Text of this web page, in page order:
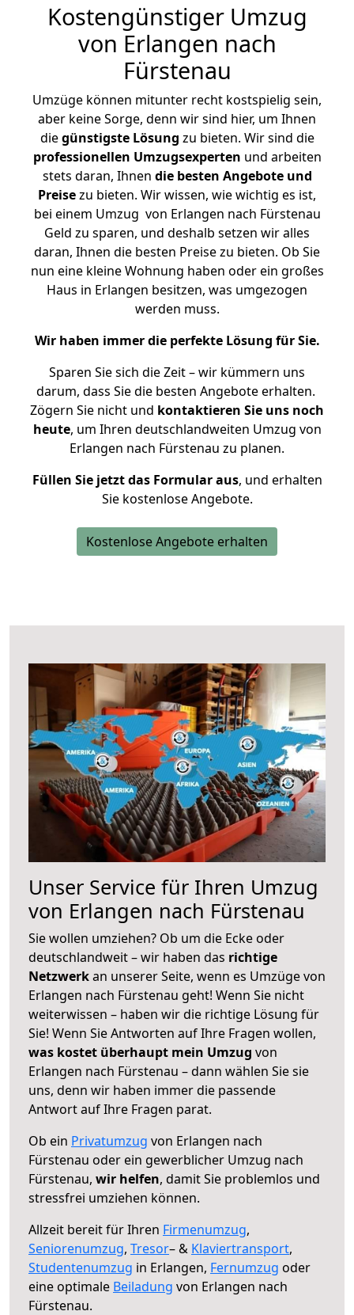
Kostengünstiger Umzug
von Erlangen nach
Fürstenau
Umzüge können mitunter recht kostspielig sein,
aber keine Sorge, denn wir sind hier, um Ihnen
diegünstigste Lösung zu bieten. Wir sind die
professionellen Umzugsexperten und arbeiten
stets daran, Ihnen die besten Angebote und
Preisezu bieten. Wir wissen, wie wichtig es ist,
bei einem Umzug von Erlangen nach Fürstenau
Geld zu sparen, und deshalb setzen wir alles
daran, Ihnen die besten Preise zu bieten. Ob Sie
nun eine kleine Wohnung haben oder ein großes
Haus in Erlangen besitzen, was umgezogen
werden muss.
Wir haben immer die perfekte Lösung für Sie.
Sparen Sie sich die Zeit – wir kümmern uns
darum, dass Sie die besten Angebote erhalten.
Zögern Sie nicht und kontaktieren Sie uns noch
heute, um Ihren deutschlandweiten Umzug von
Erlangen nach Fürstenau zu planen.
Füllen Sie jetzt das Formular aus, und erhalten
Sie kostenlose Angebote.
Kostenlose Angebote erhalten
Unser Service für Ihren Umzug
von Erlangen nach Fürstenau
Sie wollen umziehen? Ob um die Ecke oder
deutschlandweit – wir haben das richtige
Netzwerkan unserer Seite, wenn es Umzüge von
Erlangen nach Fürstenau geht! Wenn Sie nicht
weiterwissen – haben wir die richtige Lösung für
Sie! Wenn Sie Antworten auf Ihre Fragen wollen,
was kostet überhaupt mein Umzug von
Erlangen nach Fürstenau – dann wählen Sie sie
uns, denn wir haben immer die passende
Antwort auf Ihre Fragen parat.
Ob ein Privatumzug von Erlangen nach
Fürstenau oder ein gewerblicher Umzug nach
Fürstenau, wir helfen, damit Sie problemlos und
stressfrei umziehen können.
Allzeit bereit für Ihren Firmenumzug,
Seniorenumzug, Tresor– & Klaviertransport,
Studentenumzug in Erlangen, Fernumzug oder
eine optimale Beiladung von Erlangen nach
Fürstenau.